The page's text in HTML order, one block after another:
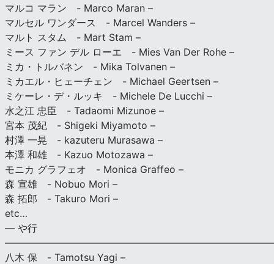
マルコ マラン - Marco Maran –
マルセル ワンダース - Marcel Wanders –
マルト スタム - Mart Stam –
ミース ファン デル ローエ - Mies Van Der Rohe –
ミカ・トルバネン - Mika Tolvanen –
ミカエル・ヒェーチェン - Michael Geertsen –
ミケーレ・デ・ルッキ - Michele De Lucchi –
水之江 忠臣 - Tadaomi Mizunoe –
宮本 茂紀 - Shigeki Miyamoto –
村澤 一晃 - kazuteru Murasawa –
本澤 和雄 - Kazuo Motozawa –
モニカ グラフェオ - Monica Graffeo –
森 宣雄 - Nobuo Mori –
森 拓郎 - Takuro Mori –
etc…
— や行
八木 保 - Tamotsu Yagi –